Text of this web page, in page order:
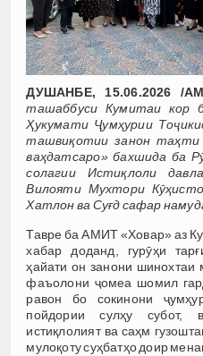
ДУШАНБЕ, 15.06.2026 /
ташаббуси Кумитаи кор
Ҳукумати Ҷумҳурии
ташвиқотии занон таҳти
ваҳдатсаро» бахшида ба
солагии Истиқлоли
Вилояти Мухтори
Хатлон ва Суғд сафар
Тавре ба АМИТ «Ховар» аз
хабар доданд, гурӯҳи
ҳайати он занони шинохтаи
фаъолони ҷомеа шомил
равон бо сокинони
пойдории сулҳу субот,
истиқлолият ва саҳм
мулоқоту суҳбатҳо доир